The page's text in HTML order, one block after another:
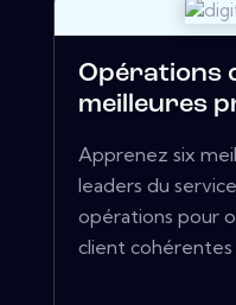
Opérations
meilleures
Apprenez six
leaders du
opérations pour
client cohérentes